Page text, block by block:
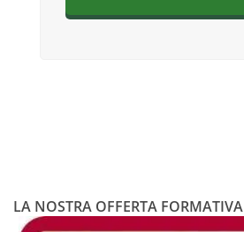
LA NOSTRA OFFERTA FORMATIVA